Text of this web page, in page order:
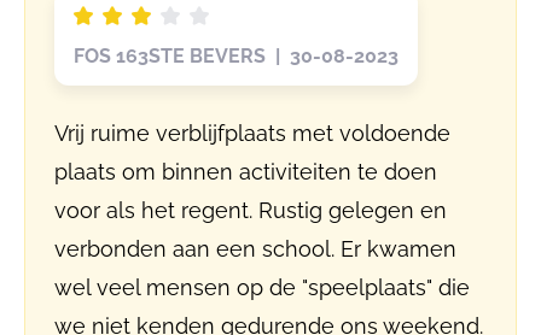
FOS 163STE BEVERS | 30-08-2023
Vrij ruime verblijfplaats met voldoende
plaats om binnen activiteiten te doen
voor als het regent. Rustig gelegen en
verbonden aan een school. Er kwamen
wel veel mensen op de "speelplaats" die
we niet kenden gedurende ons weekend.